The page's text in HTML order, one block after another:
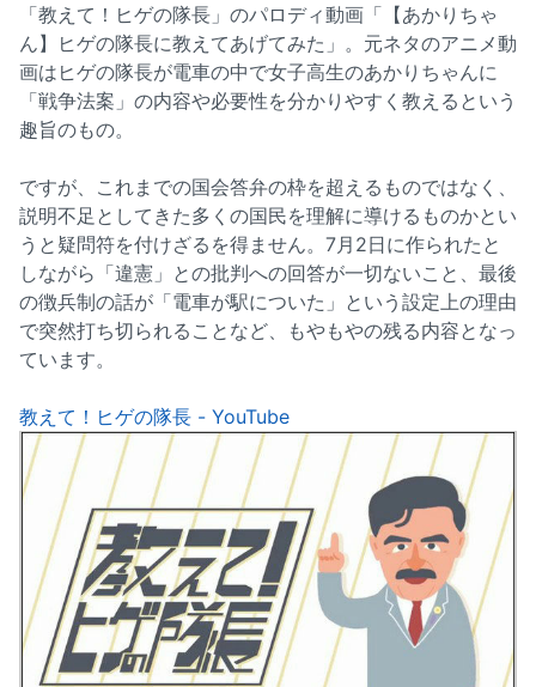
「教えて！ヒゲの隊長」のパロディ動画「【あかりちゃ
ん】ヒゲの隊長に教えてあげてみた」。元ネタのアニメ動
画はヒゲの隊長が電車の中で女子高生のあかりちゃんに
「戦争法案」の内容や必要性を分かりやすく教えるという
趣旨のもの。
ですが、これまでの国会答弁の枠を超えるものではなく、
説明不足としてきた多くの国民を理解に導けるものかとい
うと疑問符を付けざるを得ません。7月2日に作られたと
しながら「違憲」との批判への回答が一切ないこと、最後
の徴兵制の話が「電車が駅についた」という設定上の理由
で突然打ち切られることなど、もやもやの残る内容となっ
ています。
教えて！ヒゲの隊長 - YouTube